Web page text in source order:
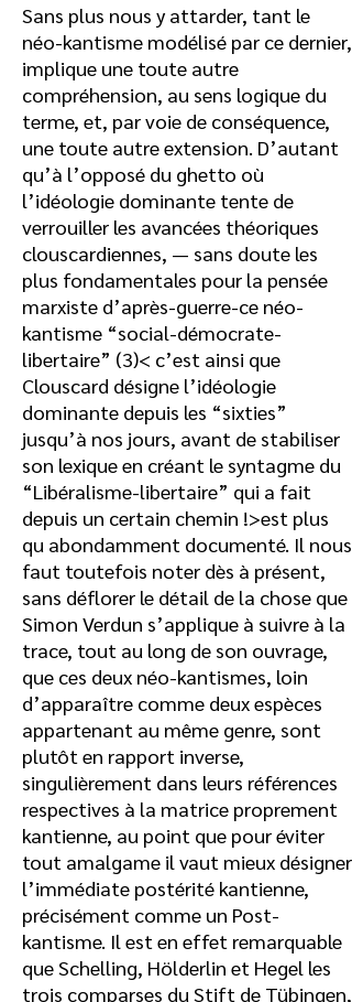
Sans plus nous y attarder, tant le
néo-kantisme modélisé par ce dernier,
implique une toute autre
compréhension, au sens logique du
terme, et, par voie de conséquence,
une toute autre extension. D’autant
qu’à l’opposé du ghetto où
l’idéologie dominante tente de
verrouiller les avancées théoriques
clouscardiennes, — sans doute les
plus fondamentales pour la pensée
marxiste d’après-guerre-ce néo-
kantisme “social-démocrate-
libertaire” (3)< c’est ainsi que
Clouscard désigne l’idéologie
dominante depuis les “sixties”
jusqu’à nos jours, avant de stabiliser
son lexique en créant le syntagme du
“Libéralisme-libertaire” qui a fait
depuis un certain chemin !>est plus
qu abondamment documenté. Il nous
faut toutefois noter dès à présent,
sans déflorer le détail de la chose que
Simon Verdun s’applique à suivre à la
trace, tout au long de son ouvrage,
que ces deux néo-kantismes, loin
d’apparaître comme deux espèces
appartenant au même genre, sont
plutôt en rapport inverse,
singulièrement dans leurs références
respectives à la matrice proprement
kantienne, au point que pour éviter
tout amalgame il vaut mieux désigner
l’immédiate postérité kantienne,
précisément comme un Post-
kantisme. Il est en effet remarquable
que Schelling, Hölderlin et Hegel les
trois comparses du Stift de Tübingen,